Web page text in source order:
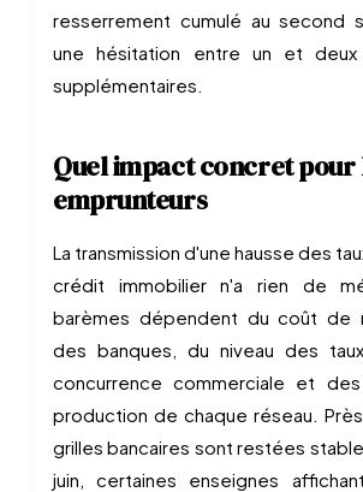
resserrement cumulé au second
une hésitation entre un et
supplémentaires.
Quel impact concret pour
emprunteurs
La transmission d'une hausse des
crédit immobilier n'a rien de
barèmes dépendent du coût de
des banques, du niveau des
concurrence commerciale et
production de chaque réseau.
grilles bancaires sont restées
juin, certaines enseignes